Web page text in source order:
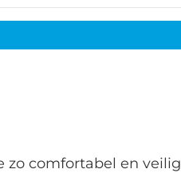
zo comfortabel en veilig